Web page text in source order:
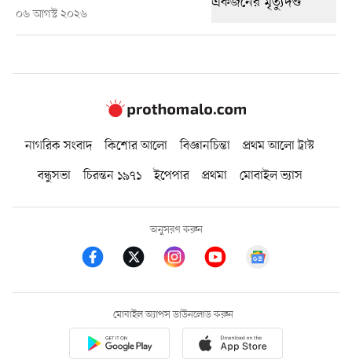
০৬ আগস্ট ২০২৬
নাগরিক সংবাদ কিশোর আলো বিজ্ঞানচিন্তা
প্রথম আলো ট্রাস্ট
বন্ধুসভা
চিরন্তন ১৯৭১ ইপেপার প্রথমা মোবাইল ভ্যাস
অনুসরণ করুন
মোবাইল অ্যাপস ডাউনলোড করুন